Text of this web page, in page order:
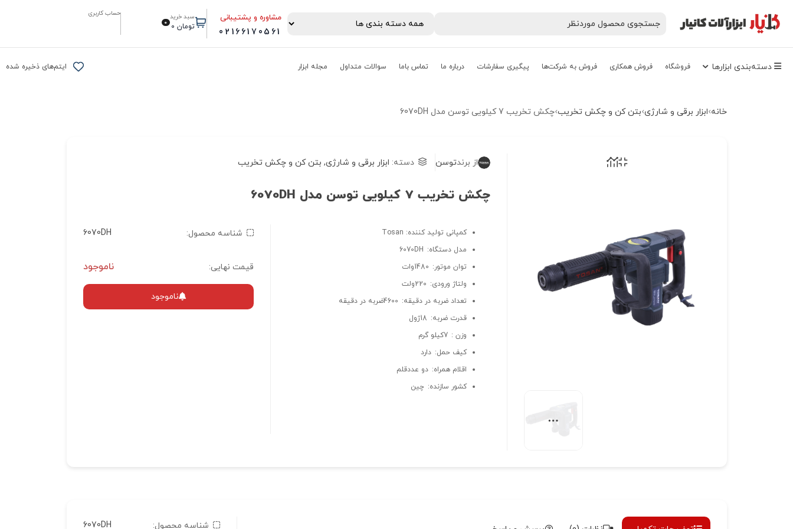
سبد خرید
0تومان 0 مشاوره و پشتیبانی
02166170561
حساب کاربری
دسته‌‌بندی‌ ابزارها فروشگاه فروش همکاری فروش به شرکت‌ها پیگیری سفارشات درباره ما تماس باما سوالات متداول مجله ابزار ایتم‌های ذخیره شده
خانه ابزار برقی و شارژی بتن کن و چکش تخریب چکش تخریب 7 کیلویی توسن مدل 6070DH
از برندتوسن دسته: ابزار برقی و شارژی, بتن کن و چکش تخریب
چکش تخریب 7 کیلویی توسن مدل 6070DH
کمپانی تولید کننده: Tosan
مدل دستگاه: 6070DH
توان موتور: 1480وات
ولتاژ ورودی: 220ولت
تعداد ضربه در دقیقه: 4600ضربه در دقیقه
قدرت ضربه: 18ژول
وزن : 7کیلو گرم
کیف حمل: دارد
اقلام همراه: دو عددقلم
کشور سازنده: چین
شناسه محصول: 6070DH
قیمت نهایی: ناموجود
ناموجود
شناسه محصول: 6070DH